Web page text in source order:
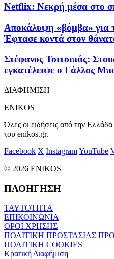
Netflix: Νεκρή μέσα στο
Αποκάλυψη «βόμβα» για
Έφτασε κοντά στον
Στέφανος Τσιτσιπάς:
εγκατέλειψε ο Γάλλος
ΔΙΑΦΗΜΙΣΗ
ENIKOS
Όλες οι ειδήσεις από την
του enikos.gr.
Facebook X InstagramYouTube
© 2026 ENIKOS
ΠΛΟΗΓΗΣΗ
ΤΑΥΤΟΤΗΤΑ
ΕΠΙΚΟΙΝΩΝΙΑ
ΟΡΟΙ ΧΡΗΣΗΣ
ΠΟΛΙΤΙΚΗ ΠΡΟΣΤΑΣΙΑΣ
ΠΟΛΙΤΙΚΗ COOKIES
Κρατική Διαφήμιση